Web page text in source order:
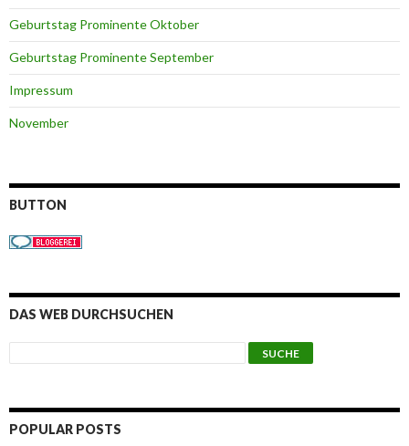
Geburtstag Prominente Oktober
Geburtstag Prominente September
Impressum
November
BUTTON
DAS WEB DURCHSUCHEN
POPULAR POSTS